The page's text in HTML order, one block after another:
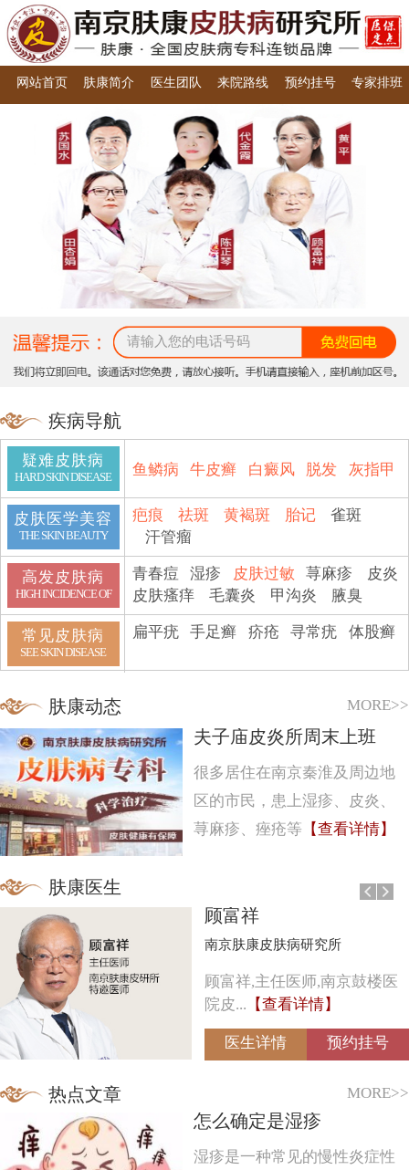
网站首页 肤康简介 医生团队 来院路线 预约挂号 专家排班
疾病导航
疑难皮肤病
HARD SKIN DISEASE 鱼鳞病 牛皮癣 白癜风 脱发 灰指甲
皮肤医学美容
THE SKIN BEAUTY
疤痕 祛斑 黄褐斑 胎记
雀斑
汗管瘤
高发皮肤病
HIGH INCIDENCE OF
青春痘 湿疹 皮肤过敏 荨麻疹
皮炎
皮肤瘙痒
毛囊炎 甲沟炎 腋臭
常见皮肤病
SEE SKIN DISEASE
扁平疣 手足癣 疥疮 寻常疣 体股癣
肤康动态 MORE>>
夫子庙皮炎所周末上班
很多居住在南京秦淮及周边地
区的市民，患上湿疹、皮炎、
荨麻疹、痤疮等 【查看详情】
顾富祥
南京肤康皮肤病研究所
顾富祥,主任医师,南京鼓楼医
院皮... 【查看详情】
医生详情 预约挂号
肤康医生
热点文章 MORE>>
怎么确定是湿疹
湿疹是一种常见的慢性炎症性